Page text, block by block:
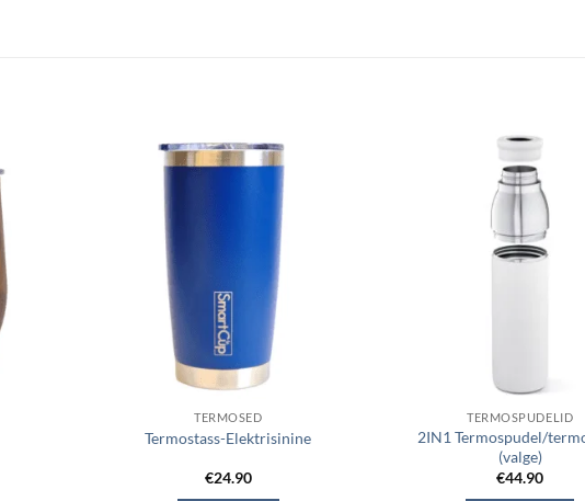
TERMOSED
Termostass-Elektrisinine
€24.90
TERMOSPUDELID
2IN1 Termospudel/
(valge)
€44.90